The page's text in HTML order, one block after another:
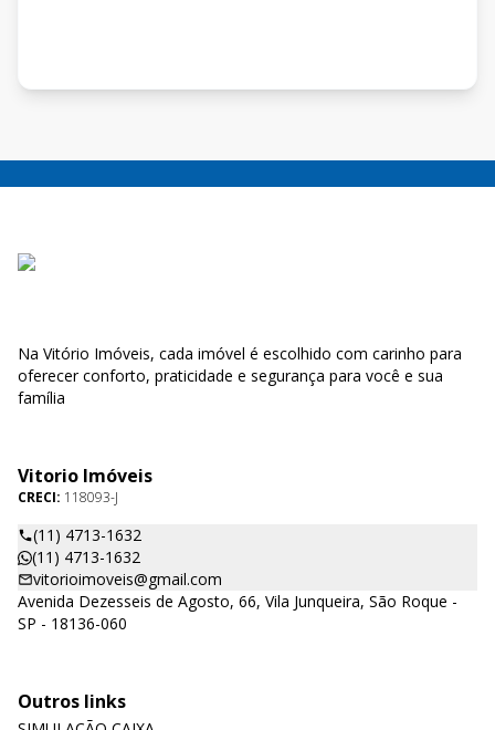
Na Vitório Imóveis, cada imóvel é escolhido com carinho para
oferecer conforto, praticidade e segurança para você e sua
família
Vitorio Imóveis
CRECI: 118093-J
(11) 4713-1632
(11) 4713-1632
vitorioimoveis@gmail.com
Avenida Dezesseis de Agosto, 66, Vila Junqueira, São Roque -
SP - 18136-060
Outros links